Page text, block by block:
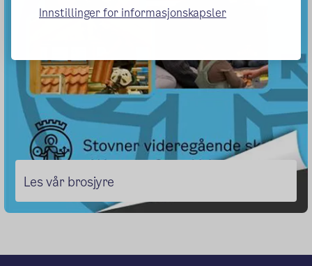
Innstillinger for informasjonskapsler
Les vår brosjyre